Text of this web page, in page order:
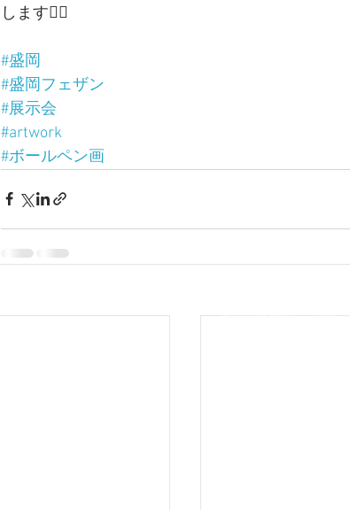
します🙇‍♀️
#盛岡
#盛岡フェザン
#展示会
#artwork
#ボールペン画
© 2020 by kaoru. Proudly